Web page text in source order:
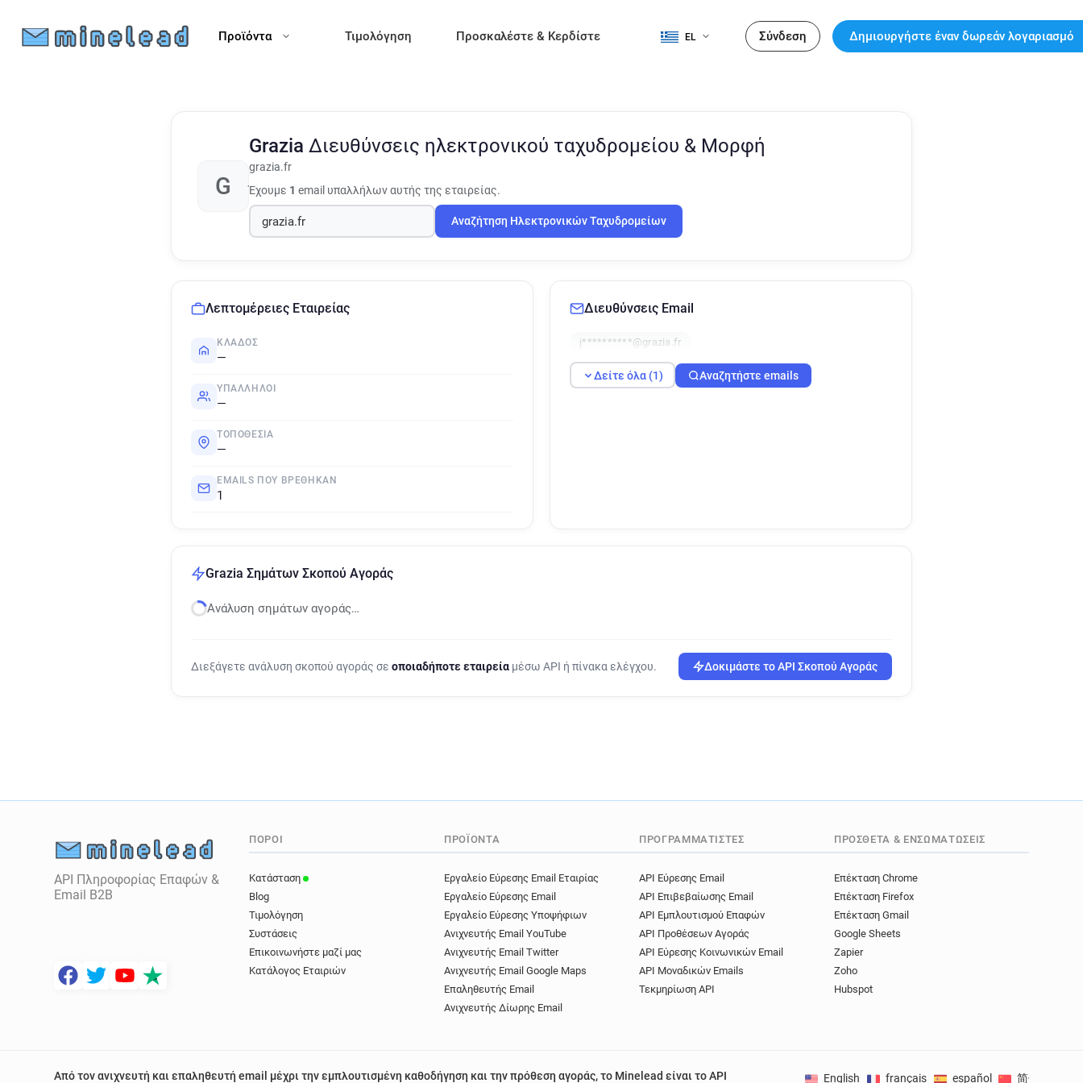
Προϊόντα Τιμολόγηση Προσκαλέστε & Κερδίστε EL Σύνδεση Δημιουργήστε έναν δωρεάν λογαριασμό
G
Grazia Διευθύνσεις ηλεκτρονικού ταχυδρομείου & Μορφή
grazia.fr
Έχουμε 1 email υπαλλήλων αυτής της εταιρείας.
Αναζήτηση Ηλεκτρονικών Ταχυδρομείων
Λεπτομέρειες Εταιρείας
ΚΛΆΔΟΣ
—
ΥΠΆΛΛΗΛΟΙ
—
ΤΟΠΟΘΕΣΊΑ
—
EMAILS ΠΟΥ ΒΡΈΘΗΚΑΝ
1
Διευθύνσεις Email
j**********@grazia.fr
Δείτε όλα (1) Αναζητήστε emails
Grazia Σημάτων Σκοπού Αγοράς
Ανάλυση σημάτων αγοράς…
Διεξάγετε ανάλυση σκοπού αγοράς σε οποιαδήποτε εταιρεία μέσω API ή πίνακα ελέγχου. Δοκιμάστε το API Σκοπού Αγοράς
API Πληροφορίας Επαφών &
Email B2B
ΠΌΡΟΙ
Κατάσταση
Blog
Τιμολόγηση
Συστάσεις
Επικοινωνήστε μαζί μας
Κατάλογος Εταιριών
ΠΡΟΪΌΝΤΑ
Εργαλείο Εύρεσης Email Εταιρίας
Εργαλείο Εύρεσης Email
Εργαλείο Εύρεσης Υποψήφιων
Ανιχνευτής Email YouTube
Ανιχνευτής Email Twitter
Ανιχνευτής Email Google Maps
Επαληθευτής Email
Ανιχνευτής Δίωρης Email
ΠΡΟΓΡΑΜΜΑΤΙΣΤΈΣ
API Εύρεσης Email
API Επιβεβαίωσης Email
API Εμπλουτισμού Επαφών
API Προθέσεων Αγοράς
API Εύρεσης Κοινωνικών Email
API Μοναδικών Emails
Τεκμηρίωση API
ΠΡΌΣΘΕΤΑ & ΕΝΣΩΜΑΤΏΣΕΙΣ
Επέκταση Chrome
Επέκταση Firefox
Επέκταση Gmail
Google Sheets
Zapier
Zoho
Hubspot
Από τον ανιχνευτή και επαληθευτή email μέχρι την εμπλουτισμένη καθοδήγηση και την πρόθεση αγοράς, το Minelead είναι το API
English français español 简体中文